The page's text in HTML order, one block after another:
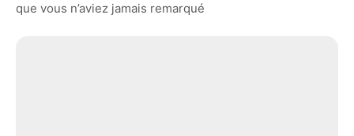
que vous n’aviez jamais remarqué